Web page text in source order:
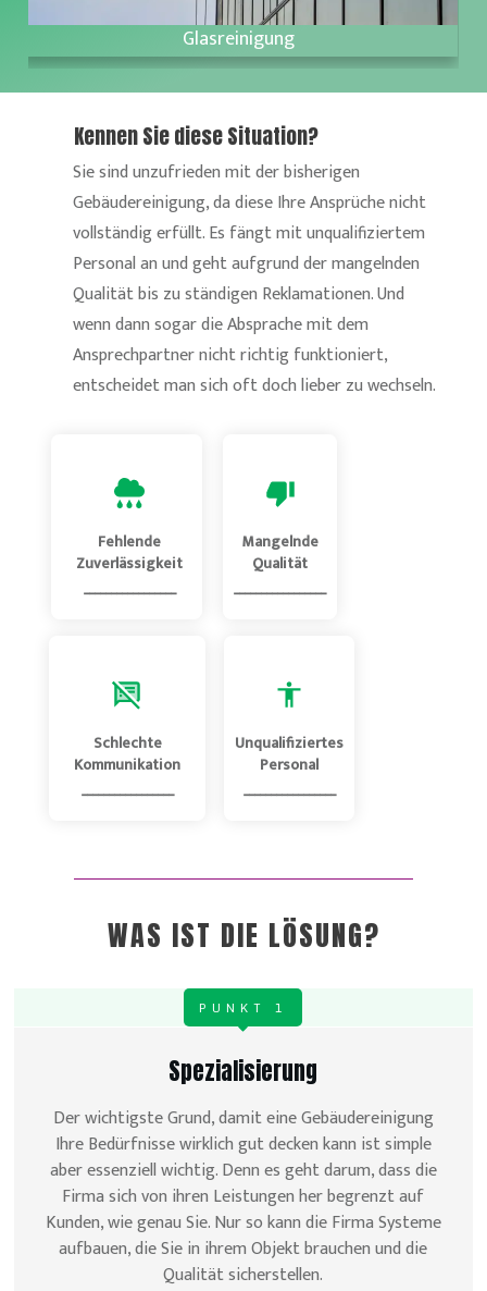
Glasreinigung
Fehlende
Zuverlässigkeit
Mangelnde
Qualität
Schlechte
Kommunikation
Unqualifiziertes
Personal
Kennen Sie diese Situation?
Sie sind unzufrieden mit der bisherigen
Gebäudereinigung, da diese Ihre Ansprüche nicht
vollständig erfüllt. Es fängt mit unqualifiziertem
Personal an und geht aufgrund der mangelnden
Qualität bis zu ständigen Reklamationen. Und
wenn dann sogar die Absprache mit dem
Ansprechpartnernicht richtig funktioniert,
entscheidet man sich oft doch lieber zu wechseln.
WAS IST DIE LÖSUNG?
PUNKT 1
Spezialisierung
Der wichtigste Grund, damit eine Gebäudereinigung
Ihre Bedürfnisse wirklich gut decken kann ist simple
aber essenziell wichtig. Denn es geht darum, dass die
Firma sich von ihren Leistungen her begrenzt auf
Kunden, wie genau Sie. Nur so kann die Firma Systeme
aufbauen, die Sie in ihrem Objekt brauchen und die
Qualität sicherstellen.